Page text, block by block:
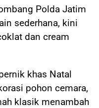
Polda Jatim
sederhana, kini
dan cream
khas Natal
pohon cemara,
klasik menambah